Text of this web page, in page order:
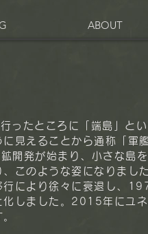
ABOUT
ったところに「端島」と
見えることから通称「軍
開発が始まり、小さな島
このような姿になりまし
行により徐々に衰退し、
化しました。2015年にユ